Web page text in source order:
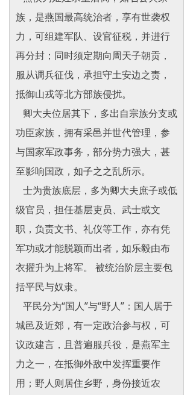
族，是燕国最高统治者，享有世袭权
力，可组建军队、设官征税，并进行
再分封；同时须定期向周天子朝贡，
服从调兵征伐，承担守土安边之责，
抵御山戎等北方部族侵扰。
卿大夫位居其下，多出自宗族分支或
功臣家族，拥有采邑并世代管理，参
与国家军政事务，部分势力强大，甚
至影响国政，如子之之乱所示。
士为贵族底层，多为卿大夫庶子或低
级官员，担任基层吏员、武士或文
职，负责文书、礼仪等工作，亦有凭
军功或才能脱颖而出者，如乐毅由布
衣擢升为上将军。 被统治阶层主要包
括平民与奴隶。
平民分为“国人”与“野人”：国人居于
城邑及近郊，有一定政治参与权，可
议政建言，且普遍服兵役，是燕军主
力之一，在抵御外敌中发挥重要作
用；野人则居住乡野，身份接近农